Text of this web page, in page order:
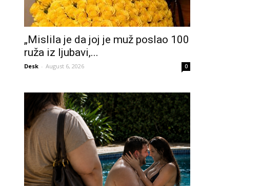
„Mislila je da joj je muž poslao 100
ruža iz ljubavi,...
Desk - August 6, 2026 0